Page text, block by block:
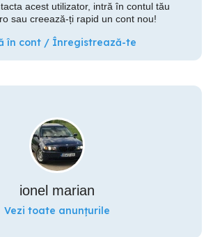
acest utilizator, intră în contul tău
sau creează-ți rapid un cont nou!
în cont / Înregistrează-te
ionel marian
Vezi toate anunțurile